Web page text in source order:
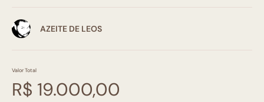
AZEITE DE LEOS
Valor Total
R$ 19.000,00